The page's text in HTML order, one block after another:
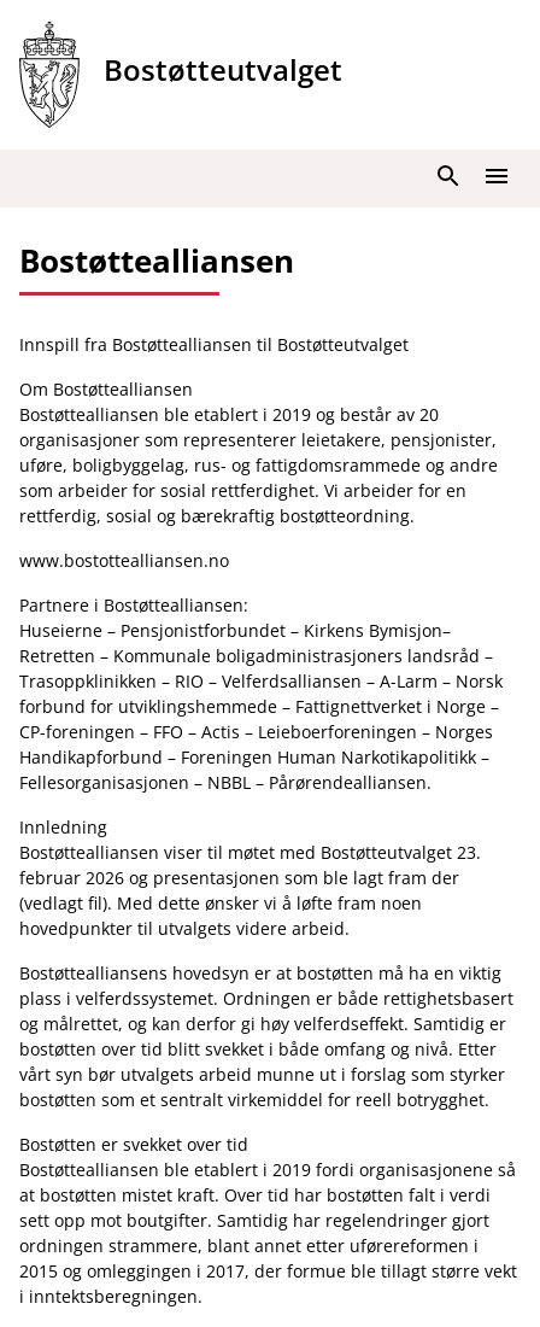
innhold
Bostøtteutvalget
Meny
Søk
Bostøttealliansen
Innspill fra Bostøttealliansen til Bostøtteutvalget
Om Bostøttealliansen
Bostøttealliansen ble etablert i 2019 og består av 20
organisasjoner som representerer leietakere, pensjonister,
uføre, boligbyggelag, rus- og fattigdomsrammede og andre
som arbeider for sosial rettferdighet. Vi arbeider for en
rettferdig, sosial og bærekraftig bostøtteordning.
www.bostottealliansen.no
Partnere i Bostøttealliansen:
Huseierne – Pensjonistforbundet – Kirkens Bymisjon–
Retretten – Kommunale boligadministrasjoners landsråd –
Trasoppklinikken – RIO – Velferdsalliansen – A-Larm – Norsk
forbund for utviklingshemmede – Fattignettverket i Norge –
CP-foreningen – FFO – Actis – Leieboerforeningen – Norges
Handikapforbund – Foreningen Human Narkotikapolitikk –
Fellesorganisasjonen – NBBL – Pårørendealliansen.
Innledning
Bostøttealliansen viser til møtet med Bostøtteutvalget 23.
februar 2026 og presentasjonen som ble lagt fram der
(vedlagt fil). Med dette ønsker vi å løfte fram noen
hovedpunkter til utvalgets videre arbeid.
Bostøttealliansens hovedsyn er at bostøtten må ha en viktig
plass i velferdssystemet. Ordningen er både rettighetsbasert
og målrettet, og kan derfor gi høy velferdseffekt. Samtidig er
bostøtten over tid blitt svekket i både omfang og nivå. Etter
vårt syn bør utvalgets arbeid munne ut i forslag som styrker
bostøtten som et sentralt virkemiddel for reell botrygghet.
Bostøtten er svekket over tid
Bostøttealliansen ble etablert i 2019 fordi organisasjonene så
at bostøtten mistet kraft. Over tid har bostøtten falt i verdi
sett opp mot boutgifter. Samtidig har regelendringer gjort
ordningen strammere, blant annet etter uførereformen i
2015 og omleggingen i 2017, der formue ble tillagt større vekt
i inntektsberegningen.